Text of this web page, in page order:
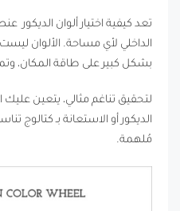
تعد كيفية اختيار ألوان الديكور
الداخلي لأي مساحة. الألوان
بشكل كبير على طاقة المكان،
لتحقيق تناغم مثالي، يتعين عليك
الديكور أو الاستعانة بـ كتالوج
مُلهمة.